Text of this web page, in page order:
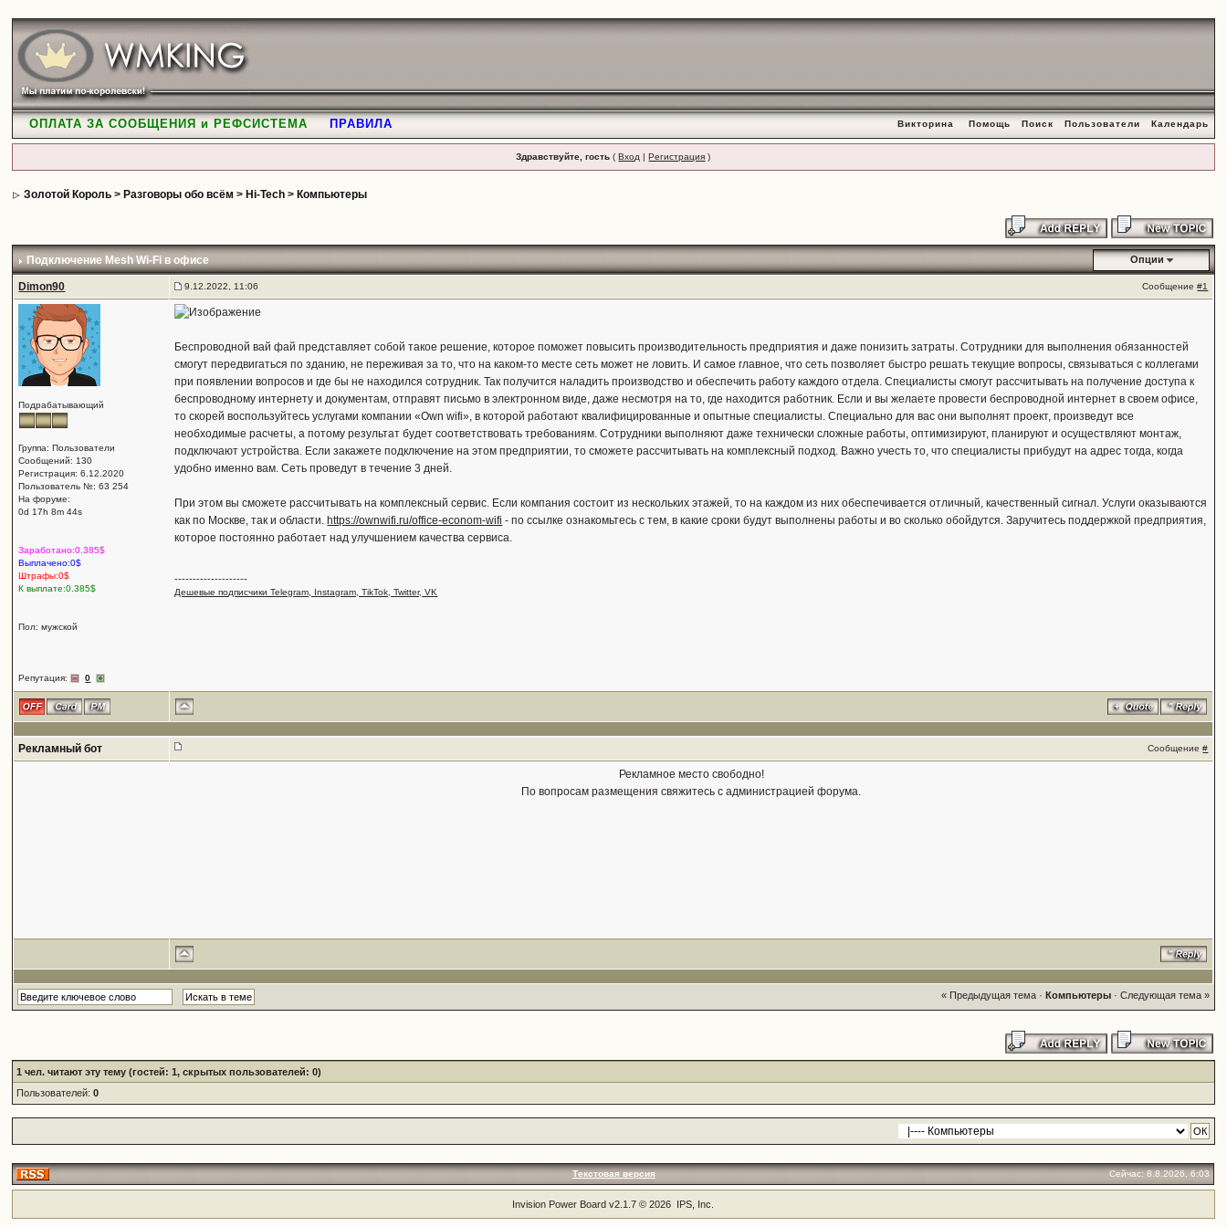
ОПЛАТА ЗА СООБЩЕНИЯ и РЕФСИСТЕМА ПРАВИЛА Викторина Помощь Поиск Пользователи Календарь
Здравствуйте, гость (Вход |Регистрация )
Золотой Король > Разговоры обо всём > Hi-Tech > Компьютеры
Подключение Mesh Wi-Fi в офисе Опции
Dimon90 9.12.2022, 11:06 Сообщение#1
Подрабатывающий
Группа: Пользователи
Сообщений: 130
Регистрация: 6.12.2020
Пользователь №: 63 254
На форуме:
0d 17h 8m 44s
Заработано:0.385$
Выплачено:0$
Штрафы:0$
К выплате:0.385$
Пол: мужской
Репутация: 0
Беспроводной вай фай представляет собой такое решение, которое поможет повысить производительность предприятия и даже понизить затраты. Сотрудники для выполнения обязанностей
смогут передвигаться по зданию, не переживая за то, что на каком-то месте сеть может не ловить. И самое главное, что сеть позволяет быстро решать текущие вопросы, связываться с коллегами
при появлении вопросов и где бы не находился сотрудник. Так получится наладить производство и обеспечить работу каждого отдела. Специалисты смогут рассчитывать на получение доступа к
беспроводному интернету и документам, отправят письмо в электронном виде, даже несмотря на то, где находится работник. Если и вы желаете провести беспроводной интернет в своем офисе,
то скорей воспользуйтесь услугами компании «Own wifi», в которой работают квалифицированные и опытные специалисты. Специально для вас они выполнят проект, произведут все
необходимые расчеты, а потому результат будет соответствовать требованиям. Сотрудники выполняют даже технически сложные работы, оптимизируют, планируют и осуществляют монтаж,
подключают устройства. Если закажете подключение на этом предприятии, то сможете рассчитывать на комплексный подход. Важно учесть то, что специалисты прибудут на адрес тогда, когда
удобно именно вам. Сеть проведут в течение 3 дней.
При этом вы сможете рассчитывать на комплексный сервис. Если компания состоит из нескольких этажей, то на каждом из них обеспечивается отличный, качественный сигнал. Услуги оказываются
как по Москве, так и области. https://ownwifi.ru/office-econom-wifi - по ссылке ознакомьтесь с тем, в какие сроки будут выполнены работы и во сколько обойдутся. Заручитесь поддержкой предприятия,
которое постоянно работает над улучшением качества сервиса.
--------------------
Дешевые подписчики Telegram, Instagram, TikTok, Twitter, VK
Рекламный бот Сообщение#
Рекламное место свободно!
По вопросам размещения свяжитесь с администрацией форума.
« Предыдущая тема· Компьютеры· Следующая тема »
1 чел. читают эту тему (гостей: 1, скрытых пользователей: 0)
Пользователей:0
Текстовая версия Сейчас: 8.8.2026, 6:03
Invision Power Board v2.1.7 © 2026 IPS, Inc.